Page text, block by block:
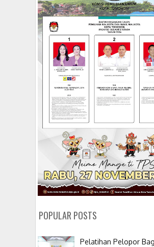
POPULAR POSTS
Pelatihan Pelopor